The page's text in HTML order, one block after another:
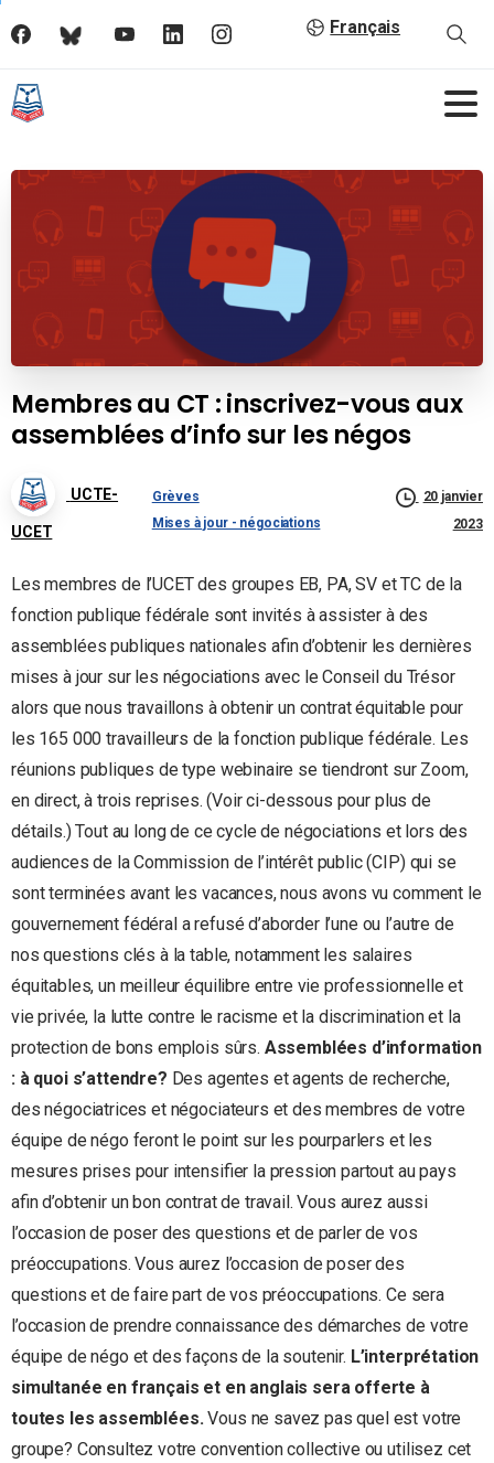
Français
Membres au CT : inscrivez-vous aux
assemblées d’info sur les négos
UCTE-
UCET
Grèves
Mises à jour - négociations
20 janvier
2023
Les membres de l’UCET des groupes EB, PA, SV et TC de la
fonction publique fédérale sont invités à assister à des
assemblées publiques nationales afin d’obtenir les dernières
mises à jour sur les négociations avec le Conseil du Trésor
alors que nous travaillons à obtenir un contrat équitable pour
les 165 000 travailleurs de la fonction publique fédérale. Les
réunions publiques de type webinaire se tiendront sur Zoom,
en direct, à trois reprises. (Voir ci-dessous pour plus de
détails.) Tout au long de ce cycle de négociations et lors des
audiences de la Commission de l’intérêt public (CIP) qui se
sont terminées avant les vacances, nous avons vu comment le
gouvernement fédéral a refusé d’aborder l’une ou l’autre de
nos questions clés à la table, notamment les salaires
équitables, un meilleur équilibre entre vie professionnelle et
vie privée, la lutte contre le racisme et la discrimination et la
protection de bons emplois sûrs. Assemblées d’information
: à quoi s’attendre? Des agentes et agents de recherche,
des négociatrices et négociateurs et des membres de votre
équipe de négo feront le point sur les pourparlers et les
mesures prises pour intensifier la pression partout au pays
afin d’obtenir un bon contrat de travail. Vous aurez aussi
l’occasion de poser des questions et de parler de vos
préoccupations. Vous aurez l’occasion de poser des
questions et de faire part de vos préoccupations. Ce sera
l’occasion de prendre connaissance des démarches de votre
équipe de négo et des façons de la soutenir. L’interprétation
simultanée en français et en anglais sera offerte à
toutes les assemblées.Vous ne savez pas quel est votre
groupe? Consultez votre convention collective ou utilisez cet